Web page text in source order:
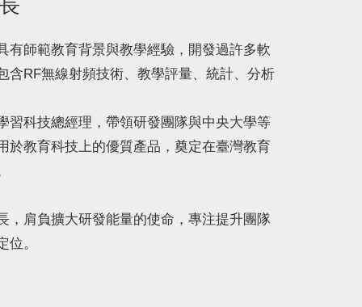
有師範教育背景與教學經驗，開發過許多軟
含RF無線射頻技術、教學評量、統計、分析
習科技總經理，帶領研發團隊與中央大學等
於教育科技上的優質產品，奠定在臺灣教育
，肩負擴大研發能量的使命，專注提升團隊
。